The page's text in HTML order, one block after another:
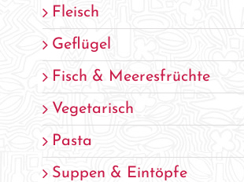
Fleisch
Geflügel
Fisch & Meeresfrüchte
Vegetarisch
Pasta
Suppen & Eintöpfe